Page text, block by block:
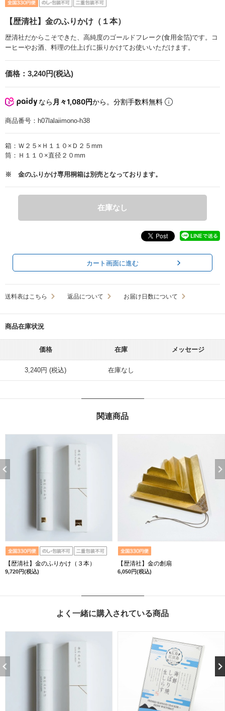
【歴清社】金のふりかけ（１本）
歴清社だからこそできた、高純度のゴールドフレーク(食用金箔)です。コ
ーヒーやお酒、料理の仕上げに振りかけてお使いいただけます。
価格： 3,240円(税込)
なら 月々1,080円から。分割手数料無料
商品番号： h07lalaiimono-h38
箱：Ｗ２５×Ｈ１１０×Ｄ２５mm
筒：Ｈ１１０×直径２０mm
※ 金のふりかけ専用桐箱は別売となっております。
在庫なし
カート画面に進む
送料表はこちら 返品について お届け日数について
商品在庫状況
価格 在庫 メッセージ
3,240円 (税込) 在庫なし
関連商品
【歴清社】金のふりかけ（３本）
9,720円(税込)
【歴清社】金の創扇
6,050円(税込)
よく一緒に購入されている商品